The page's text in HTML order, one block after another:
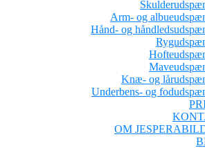
Arm- og
Hånd- og
Knæ- og
Underbens- og
OM